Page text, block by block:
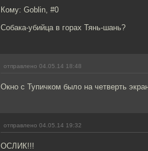
Кому: Goblin, #0
Собака-убийца в горах Тянь-шань?
отправлено 04.05.14 18:48
Окно с Тупичком было на четверть
отправлено 04.05.14 19:32
ОСЛИК!!!